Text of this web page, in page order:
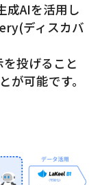
AIを活用し
ディスカバ
投げること
が可能です。